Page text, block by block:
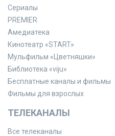
Сериалы
PREMIER
Амедиатека
Кинотеатр «START»
Мульфильм «Цветняшки»
Библиотека «viju»
Бесплатные каналы и фильмы
Фильмы для взрослых
ТЕЛЕКАНАЛЫ
Все телеканалы